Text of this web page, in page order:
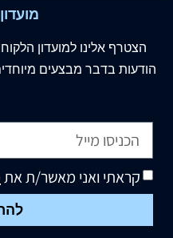
הצטרף אלינו למועדון
הודעות בדבר מבצעים
קראתי ואני מאשר/ת את